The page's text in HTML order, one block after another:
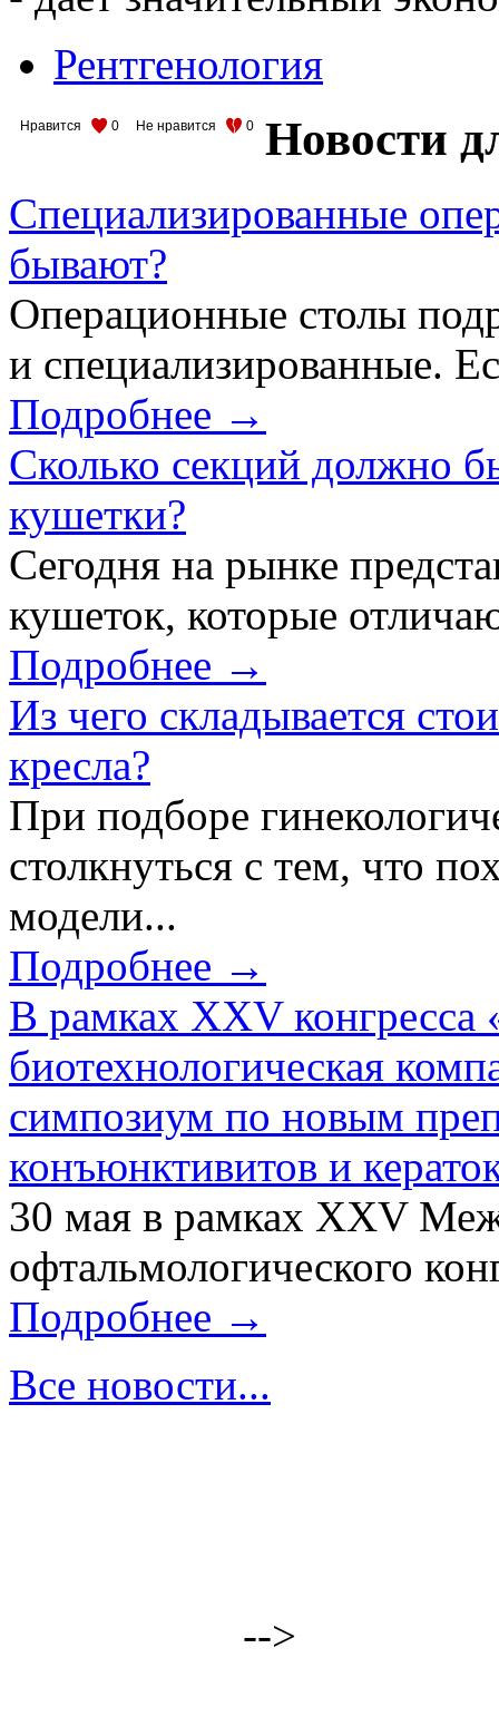
Рентгенология
Нравится 0 Не нравится 0 Новости
Специализированные
бывают?
Операционные столы
и специализированные.
Подробнее →
Сколько секций должно
кушетки?
Сегодня на рынке
кушеток, которые
Подробнее →
Из чего складывается
кресла?
При подборе
столкнуться с тем, что
модели...
Подробнее →
В рамках XXV конгресса
биотехнологическая
симпозиум по новым
конъюнктивитов и
30 мая в рамках XXV
офтальмологического
Подробнее →
Все новости...
-->